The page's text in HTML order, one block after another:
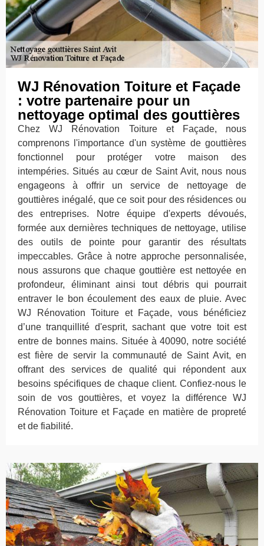
WJ Rénovation Toiture et Façade
: votre partenaire pour un
nettoyage optimal des gouttières
Chez WJ Rénovation Toiture et Façade, nous
comprenons l'importance d'un système de gouttières
fonctionnel pour protéger votre maison des
intempéries. Situés au cœur de Saint Avit, nous nous
engageons à offrir un service de nettoyage de
gouttières inégalé, que ce soit pour des résidences ou
des entreprises. Notre équipe d'experts dévoués,
formée aux dernières techniques de nettoyage, utilise
des outils de pointe pour garantir des résultats
impeccables. Grâce à notre approche personnalisée,
nous assurons que chaque gouttière est nettoyée en
profondeur, éliminant ainsi tout débris qui pourrait
entraver le bon écoulement des eaux de pluie. Avec
WJ Rénovation Toiture et Façade, vous bénéficiez
d’une tranquillité d'esprit, sachant que votre toit est
entre de bonnes mains. Située à 40090, notre société
est fière de servir la communauté de Saint Avit, en
offrant des services de qualité qui répondent aux
besoins spécifiques de chaque client. Confiez-nous le
soin de vos gouttières, et voyez la différence WJ
Rénovation Toiture et Façade en matière de propreté
et de fiabilité.